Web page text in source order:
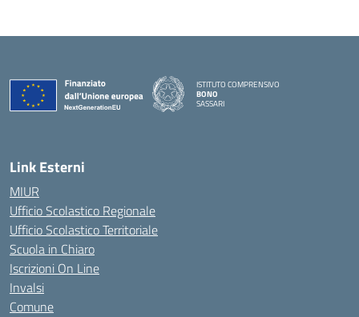
ISTITUTO COMPRENSIVO
BONO
SASSARI
Link Esterni
MIUR
Ufficio Scolastico Regionale
Ufficio Scolastico Territoriale
Scuola in Chiaro
Iscrizioni On Line
Invalsi
Comune